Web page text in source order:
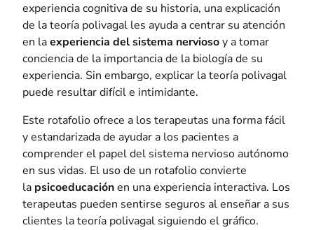
experiencia cognitiva de su historia, una explicación
de la teoría polivagal les ayuda a centrar su atención
en laexperiencia delsistema nerviosoy a tomar
conciencia de la importancia de la biología de su
experiencia. Sin embargo, explicar la teoría polivagal
puede resultar difícil e intimidante.
Este rotafolio ofrece a los terapeutas una forma fácil
y estandarizada de ayudar a los pacientes a
comprender el papel del sistema nervioso autónomo
en sus vidas. El uso de un rotafolio convierte
la psicoeducaciónen una experiencia interactiva. Los
terapeutas pueden sentirse seguros al enseñar a sus
clientes la teoría polivagal siguiendo el gráfico.